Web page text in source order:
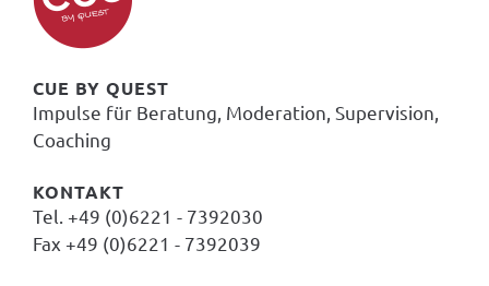
CUE BY QUEST
Impulse für Beratung, Moderation, Supervision,
Coaching
KONTAKT
Tel. +49 (0)6221 - 7392030
Fax +49 (0)6221 - 7392039